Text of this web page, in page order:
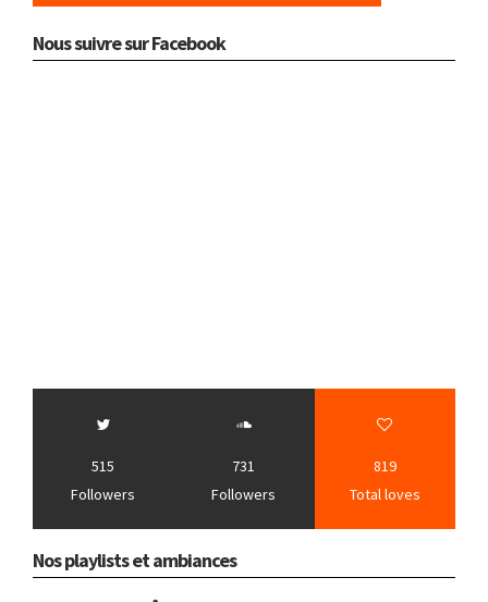
Nous suivre sur Facebook
515
Followers
731
Followers
819
Total loves
Nos playlists et ambiances